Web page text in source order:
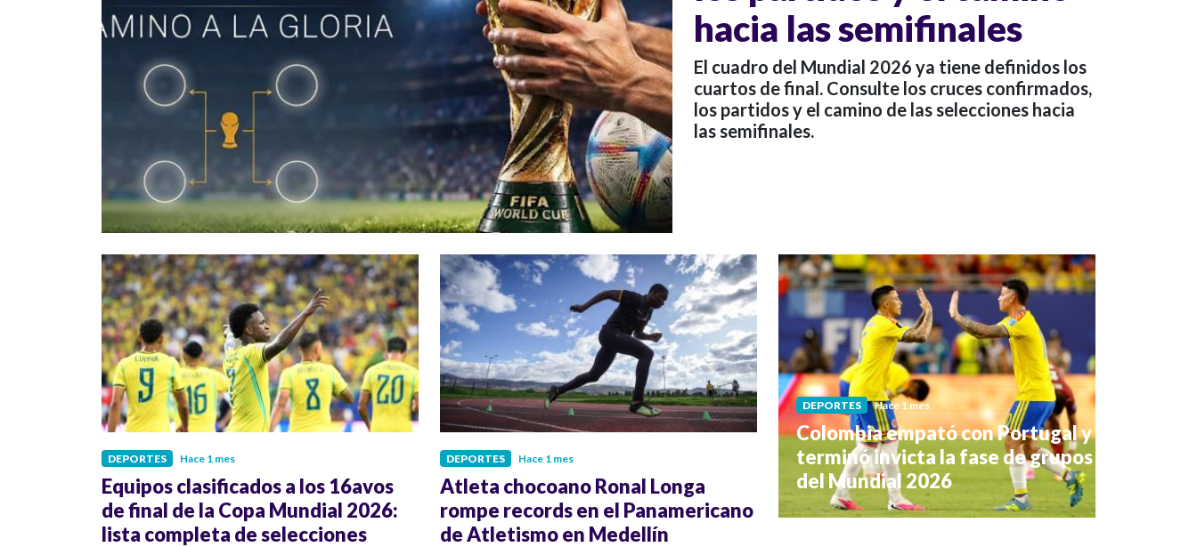
hacia las semifinales
El cuadro del Mundial 2026 ya tiene definidos los
cuartos de final. Consulte los cruces confirmados,
los partidos y el camino de las selecciones hacia
las semifinales.
DEPORTES Hace 1 mes
Equipos clasificados a los 16avos
de final de la Copa Mundial 2026:
lista completa de selecciones
DEPORTES Hace 1 mes
Atleta chocoano Ronal Longa
rompe records en el Panamericano
de Atletismo en Medellín
DEPORTES Hace 1 mes
Colombia empató con Portugal y
terminó invicta la fase de grupos
del Mundial 2026